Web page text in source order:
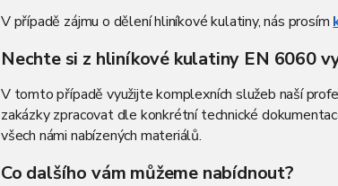
V případě zájmu o dělení hliníkové kulatiny, nás prosím
Nechte si z hliníkové kulatiny EN 6060
V tomto případě využijte komplexních služeb naší
zakázky zpracovat dle konkrétní technické
všech námi nabízených materiálů.
Co dalšího vám můžeme nabídnout?